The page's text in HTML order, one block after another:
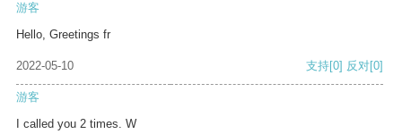
游客
Hello, Greetings fr
2022-05-10 支持[0] 反对[0]
游客
I called you 2 times. W